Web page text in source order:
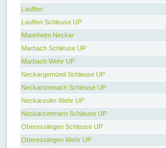
Lauffen
Lauffen Schleuse UP
Mannheim Neckar
Marbach Schleuse UP
Marbach Wehr UP
Neckargemünd Schleuse UP
Neckarsteinach Schleuse UP
Neckarsulm Wehr UP
Neckarzimmern Schleuse UP
Oberesslingen Schleuse UP
Oberesslingen Wehr UP